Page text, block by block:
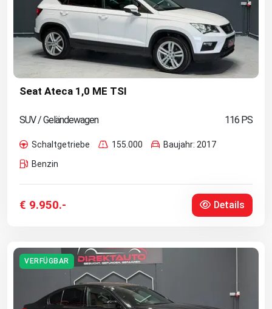
Seat Ateca 1,0 ME TSI
SUV / Geländewagen 116 PS
Schaltgetriebe 155.000
Baujahr: 2017
Benzin
€ 9.950.- Details
VERFÜGBAR